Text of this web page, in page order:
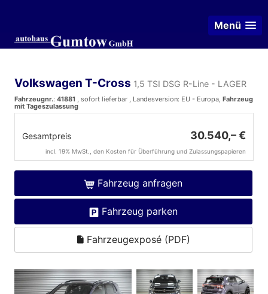
Menü
Volkswagen T-Cross 1,5 TSI DSG R-Line - LAGER
Fahrzeugnr.: 41881 , sofort lieferbar , Landesversion: EU - Europa, Fahrzeug
mit Tageszulassung
Gesamtpreis 30.540,– €
incl. 19% MwSt., den Kosten für Überführung und Zulassungspapieren
Fahrzeug anfragen
Fahrzeug parken
Fahrzeugexposé (PDF)